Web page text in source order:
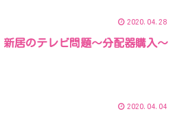
2020.04.28
新居のテレビ問題～分配器購入～
2020.04.04